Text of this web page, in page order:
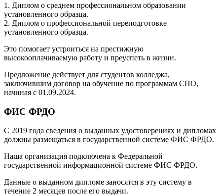
1. Диплом о среднем профессиональном образовании
установленного образца.
2. Диплом о профессиональной переподготовке
установленного образца.
Это помогает устроиться на престижную
высокооплачиваемую работу и преуспеть в жизни.
Предложение действует для студентов колледжа,
заключившим договор на обучение по программам СПО,
начиная с 01.09.2024.
ФИС ФРДО
С 2019 года сведения о выданных удостоверениях и дипломах
должны размещаться в государственной системе ФИС ФРДО.
Наша организация подключена к Федеральной
государственной информационной системе ФИС ФРДО.
Данные о выданном дипломе заносятся в эту систему в
течение 2 месяцев после его выдачи.